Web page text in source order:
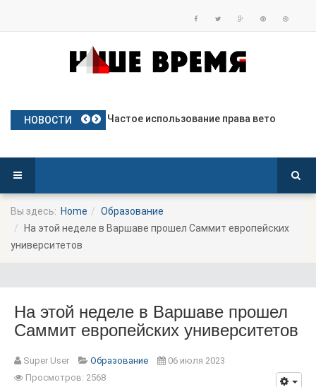
НОВОСТИ План Польши по предоставлению бе
Частое использование права вето
Польские яблоки готовятся к дебю
Посол Украины в Польше готовится
Польша опережает Германию по тем
Вы здесь: Home
Образование
На этой неделе в Варшаве прошел Саммит европейских
университетов
На этой неделе в Варшаве прошел
Саммит европейских университетов
Super User Образование
06 июля 2023
Просмотров: 2568